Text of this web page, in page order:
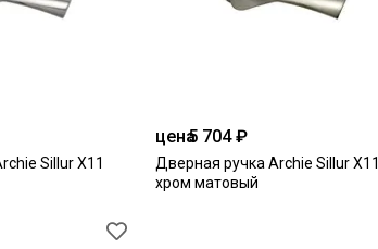
Sillur X11
цена5 704 ₽
Дверная ручка Archie Sillur X11
хром матовый